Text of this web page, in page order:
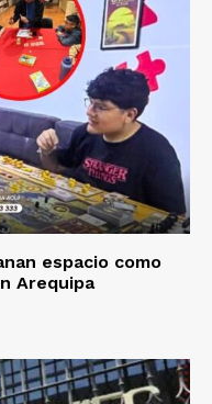
espacio como
Arequipa